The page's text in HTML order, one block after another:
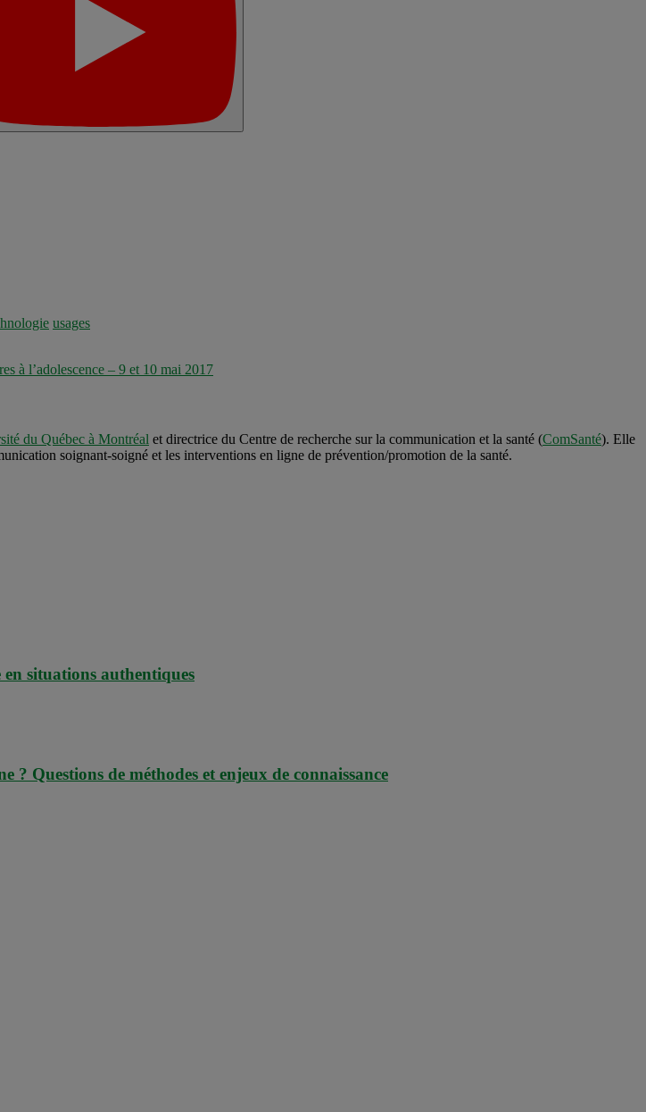
usages
à l’adolescence – 9 et 10 mai 2017
du Québec à Montréal et directrice du Centre de recherche sur la communication et la santé (ComSanté). Elle
soignant-soigné et les interventions en ligne de prévention/promotion de la santé.
situations authentiques
Questions de méthodes et enjeux de connaissance